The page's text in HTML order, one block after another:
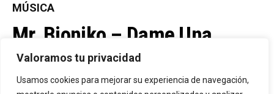
Valoramos tu privacidad
Usamos cookies para mejorar su experiencia de navegación,
MÚSICA
Mr. Bioniko – Dame Una
Oportunidad
Ya Está En La Calle. "Dame Una Oportunidad"🎬🔥 El Nuevo Nivel